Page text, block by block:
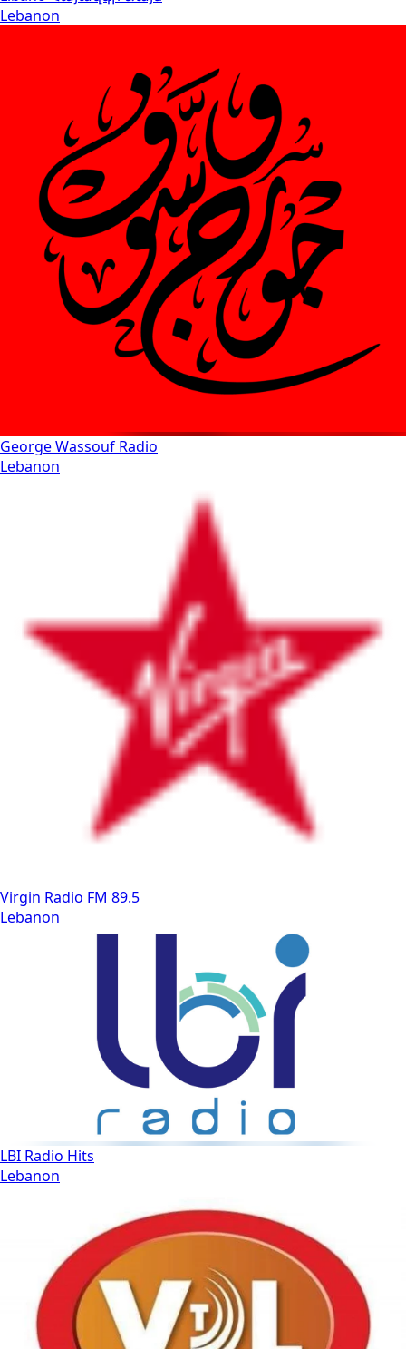
Lebanon
George Wassouf Radio
Lebanon
Virgin Radio FM 89.5
Lebanon
LBI Radio Hits
Lebanon